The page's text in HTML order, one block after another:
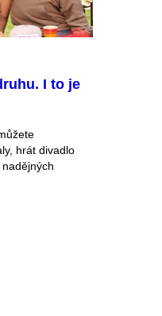
I to je
hrát divadlo